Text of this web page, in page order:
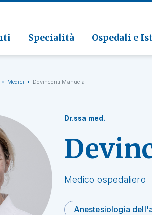
Specialità Ospedali e
Clinica di Riabilitazione
Patologia
Medici Devincenti Manuela
Dr.ssa med.
Medico ospedaliero
Anestesiologia